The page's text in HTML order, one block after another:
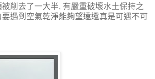
被削去了一大半, 有嚴重破壞水土保持之
遇到空氣乾淨能夠望遠還真是可遇不可